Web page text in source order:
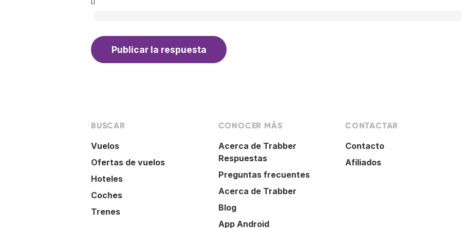
BUSCAR
Vuelos
Ofertas de vuelos
Hoteles
Coches
Trenes
CONOCER MÁS
Acerca de Trabber
Respuestas
Preguntas frecuentes
Acerca de Trabber
Blog
App Android
CONTACTAR
Contacto
Afiliados